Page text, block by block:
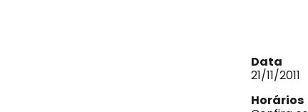
Data
21/11/2011
Horários